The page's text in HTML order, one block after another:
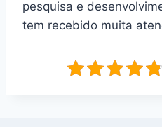
pesquisa e
tem recebido muita